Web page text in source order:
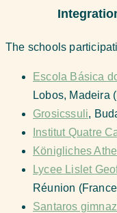
The schools
Escola Básica
Lobos, Madeira
Grosicssuli,
Institut Quatre
Königliches
Lycee Lislet
Réunion
Santaros